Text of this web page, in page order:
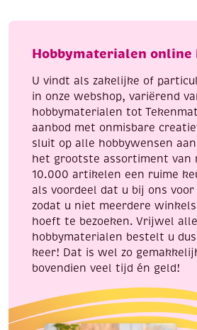
en
aantal
Hobbymaterialen online
U vindt als zakelijke of
in onze webshop, variërend
hobbymaterialen tot
aanbod met onmisbare
sluit op alle hobbywensen
het grootste assortiment van
10.000 artikelen een ruime
als voordeel dat u bij ons
zodat u niet meerdere
hoeft te bezoeken. Vrijwel
hobbymaterialen bestelt u
keer! Dat is wel zo
bovendien veel tijd én geld!